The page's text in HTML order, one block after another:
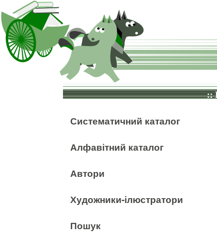
::
Систематичний каталог
Алфавітний каталог
Автори
Художники-ілюстратори
Пошук